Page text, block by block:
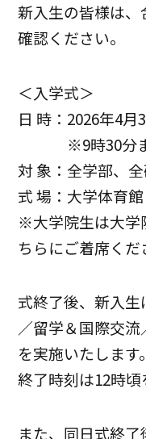
新入生の皆様は
確認ください。
＜入学式＞
日 時：2026年4
※9時30分まで
対 象：全学部、
式 場：大学体育館
※大学院生は大学
ちらにご着席くだ
式終了後、新入
／留学＆国際交
を実施いたします。
終了時刻は12時頃
また、同日式終